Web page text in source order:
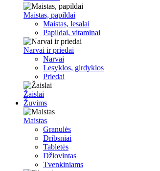
Maistas, papildai
Maistas, lesalai
Papildai, vitaminai
Narvai ir priedai
Narvai
Lesyklos, girdyklos
Priedai
Žaislai
Žuvims
Maistas
Granulės
Dribsniai
Tabletės
Džiovintas
Tvenkiniams